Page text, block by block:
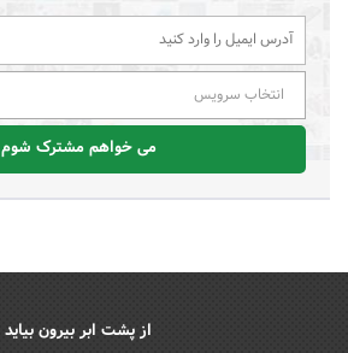
انتخاب سرویس
می خواهم مشترک شوم
از پشت ابر بیرون بیاید